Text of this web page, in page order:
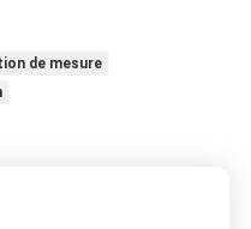
de mesure